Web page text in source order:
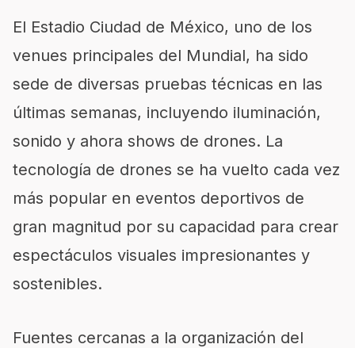
El Estadio Ciudad de México, uno de los
venues principales del Mundial, ha sido
sede de diversas pruebas técnicas en las
últimas semanas, incluyendo iluminación,
sonido y ahora shows de drones. La
tecnología de drones se ha vuelto cada vez
más popular en eventos deportivos de
gran magnitud por su capacidad para crear
espectáculos visuales impresionantes y
sostenibles.
Fuentes cercanas a la organización del